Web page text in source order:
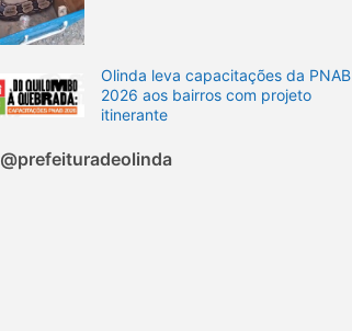
Olinda leva capacitações da PNAB
2026 aos bairros com projeto
itinerante
@prefeituradeolinda